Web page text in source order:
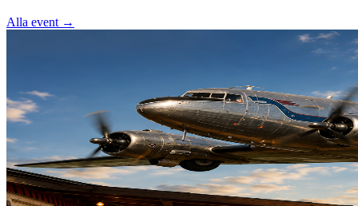
Alla event →